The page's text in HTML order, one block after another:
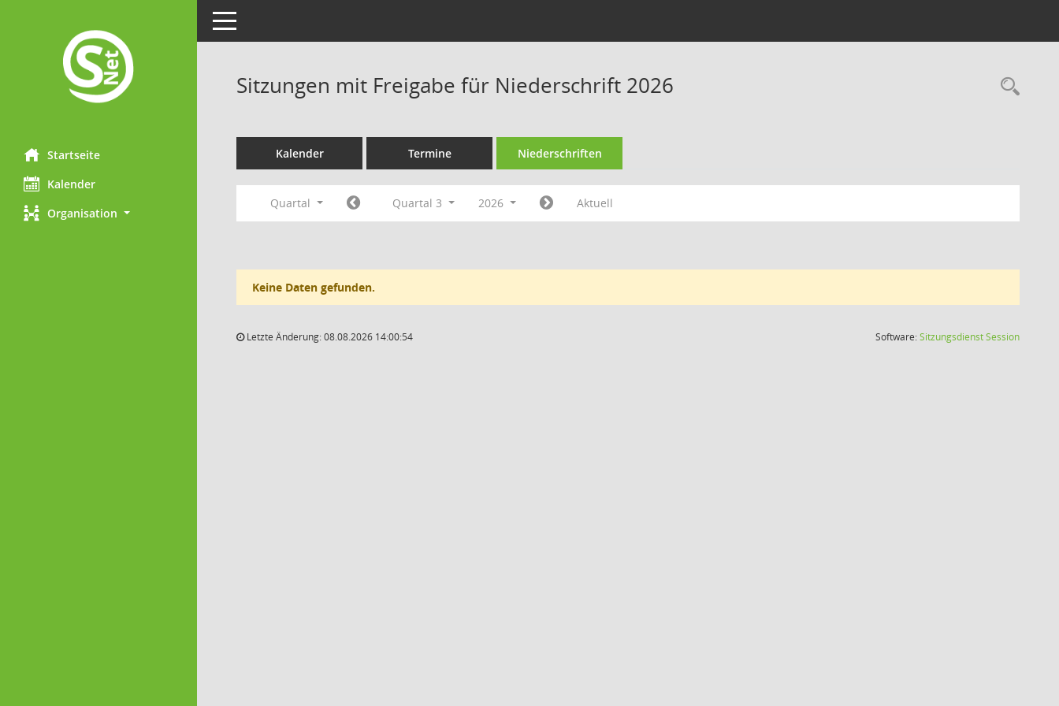
Startseite
Kalender
Organisation
Toggle navigation
Sitzungen mit Freigabe für Niederschrift 2026
Kalender Termine Niederschriften
Quartal Quartal 3 2026 Aktuell
Keine Daten gefunden.
Letzte Änderung: 08.08.2026 14:00:54 Software:SitzungsdienstSession(Wird in